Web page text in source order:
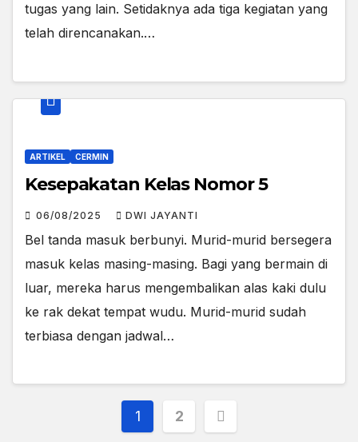
tugas yang lain. Setidaknya ada tiga kegiatan yang
telah direncanakan.…
ARTIKEL CERMIN
Kesepakatan Kelas Nomor 5
06/08/2025 DWI JAYANTI
Bel tanda masuk berbunyi. Murid-murid bersegera
masuk kelas masing-masing. Bagi yang bermain di
luar, mereka harus mengembalikan alas kaki dulu
ke rak dekat tempat wudu. Murid-murid sudah
terbiasa dengan jadwal…
Posts
1 2